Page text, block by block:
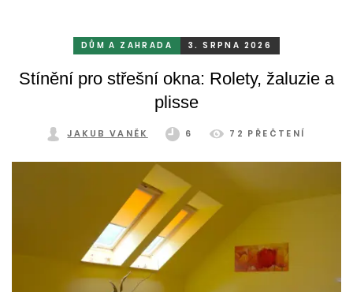
DŮM A ZAHRADA 3. SRPNA 2026
Stínění pro střešní okna: Rolety, žaluzie a
plisse
JAKUB VANĚK 6 72 PŘEČTENÍ